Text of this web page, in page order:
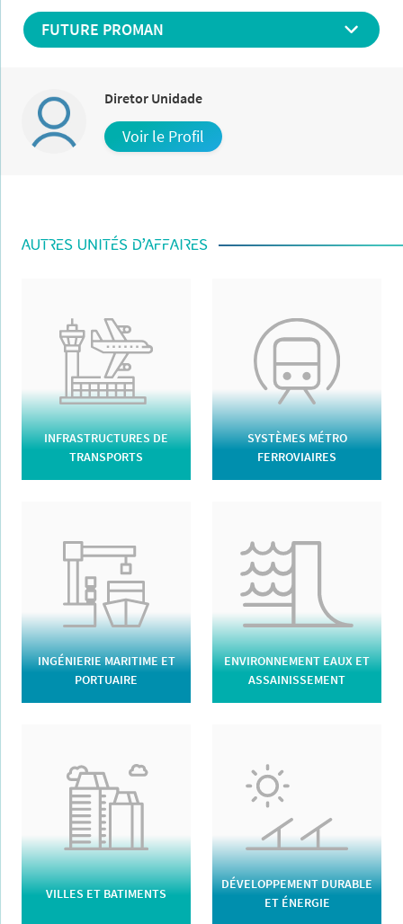
FUTURE PROMAN
Diretor Unidade
Voir le Profil
AUTRES UNITÉS D’AFFAIRES
INFRASTRUCTURES DE
TRANSPORTS
SYSTÈMES MÉTRO
FERROVIAIRES
INGÉNIERIE MARITIME ET
PORTUAIRE
ENVIRONNEMENT EAUX ET
ASSAINISSEMENT
VILLES ET BATIMENTS
DÉVELOPPEMENT DURABLE
ET ÉNERGIE